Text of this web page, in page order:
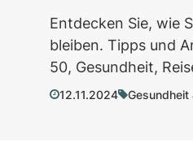
Entdecken Sie, wie
bleiben. Tipps und
50, Gesundheit,
12.11.2024 Gesundheit